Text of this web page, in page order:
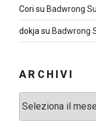
Cori su Badwrong
dokjasu Badwrong
ARCHIVI